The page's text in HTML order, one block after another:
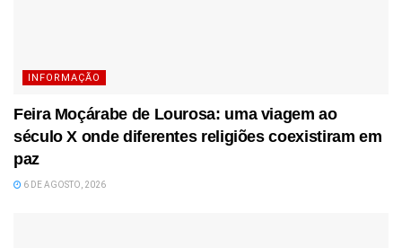
INFORMAÇÃO
Feira Moçárabe de Lourosa: uma viagem ao
século X onde diferentes religiões coexistiram em
paz
6 DE AGOSTO, 2026